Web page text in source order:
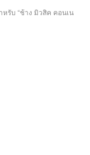
รับ “ช้าง มิวสิค คอนเน